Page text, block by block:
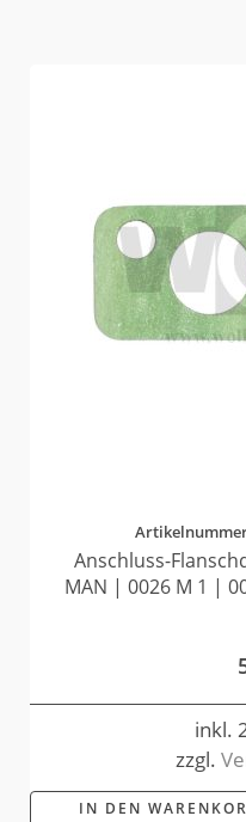
Anschluss-
MAN | 0026 M 1 |
inkl.
zzgl.
IN DEN